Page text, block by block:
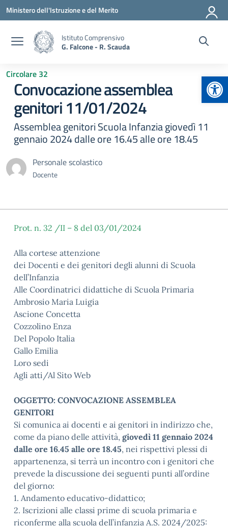
Vai ai contenuti
Vai al menu di navigazione
Vai al footer
Ministero dell'Istruzione e del Merito
Istituto Comprensivo
G. Falcone - R. Scauda
Circolare 32
Convocazione assemblea
genitori 11/01/2024
Assemblea genitori Scuola Infanzia giovedì 11
gennaio 2024 dalle ore 16.45 alle ore 18.45
Personale scolastico
Docente
Prot. n. 32 /II – 8 del 03/01/2024
Alla cortese attenzione
dei Docenti e dei genitori degli alunni di Scuola
dell’Infanzia
Alle Coordinatrici didattiche di Scuola Primaria
Ambrosio Maria Luigia
Ascione Concetta
Cozzolino Enza
Del Popolo Italia
Gallo Emilia
Loro sedi
Agli atti/Al Sito Web
OGGETTO: CONVOCAZIONE ASSEMBLEA
GENITORI
Si comunica ai docenti e ai genitori in indirizzo che,
come da piano delle attività, giovedì 11 gennaio 2024
dalle ore 16.45 alle ore 18.45, nei rispettivi plessi di
appartenenza, si terrà un incontro con i genitori che
prevede la discussione dei seguenti punti all’ordine
del giorno:
1. Andamento educativo-didattico;
2. Iscrizioni alle classi prime di scuola primaria e
riconferme alla scuola dell’infanzia A.S. 2024/2025: